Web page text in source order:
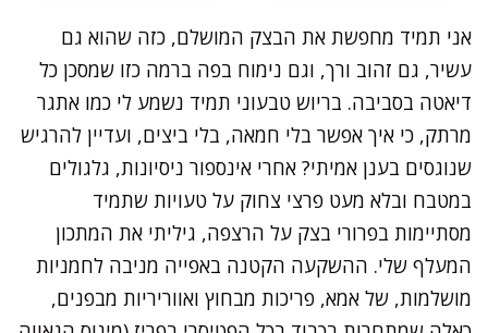
אני תמיד מחפשת את הבצק המושלם, כזה שהוא גם
עשיר, גם זהוב ורך, וגם נימוח בפה ברמה כזו שמסכן כל
דיאטה בסביבה. בריוש טבעוני תמיד נשמע לי כמו אתגר
מרתק, כי איך אפשר בלי חמאה, בלי ביצים, ועדיין להרגיש
שנוגסים בענן אמיתי? אחרי אינספור ניסיונות, גלגולים
במטבח ובלא מעט פרצי צחוק על טעויות שתמיד
מסתיימות בפרורי בצק על הרצפה, גיליתי את המתכון
המעלף שלי. ההשקעה הקטנה באפייה מניבה לחמניות
מושלמות, של אמא, פריכות מבחוץ ואווריריות מבפנים,